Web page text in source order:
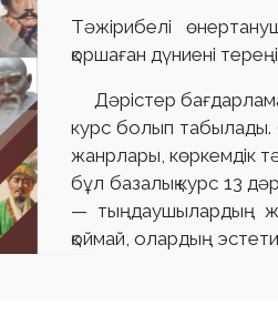
Тәжірибелі
қоршаған дүниені
Дәрістер
курс болып табылады.
жанрлары, көркемдік
бұл базалық курс 13
— тыңдаушылардың
қоймай, олардың